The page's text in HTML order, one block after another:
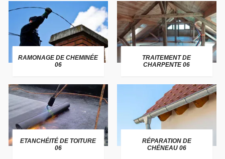
RAMONAGE DE CHEMINÉE
06
TRAITEMENT DE
CHARPENTE 06
ETANCHÉITÉ DE TOITURE
06
RÉPARATION DE
CHÉNEAU 06